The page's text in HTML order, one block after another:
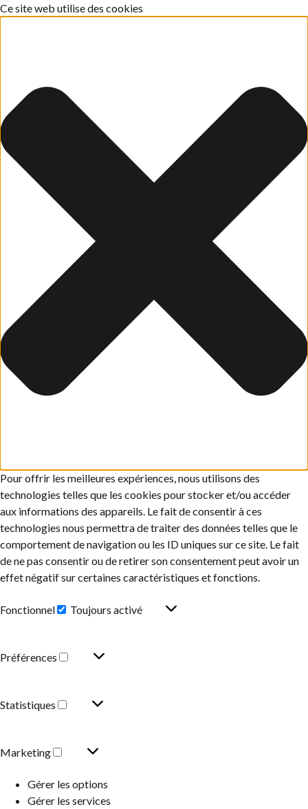
Ce site web utilise des cookies
Pour offrir les meilleures expériences, nous utilisons des
technologies telles que les cookies pour stocker et/ou accéder
aux informations des appareils. Le fait de consentir à ces
technologies nous permettra de traiter des données telles que le
comportement de navigation ou les ID uniques sur ce site. Le fait
de ne pas consentir ou de retirer son consentement peut avoir un
effet négatif sur certaines caractéristiques et fonctions.
Fonctionnel Toujours activé
Préférences
Statistiques
Marketing
Gérer les options
Gérer les services